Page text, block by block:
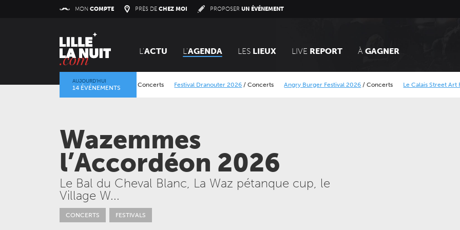
MON COMPTE PRÈS DE CHEZ MOI PROPOSERUN ÉVÉNEMENT
L'ACTU L'AGENDA LES LIEUX LIVE REPORT À GAGNER
AUJOURD’HUI
14 ÉVÉNEMENTS
Lokerse Feesten 2026/Concerts Festival Dranouter 2026/Concerts Angry Burger Festival 2026/Concerts Le Calais Street Art Festival
Wazemmes
l’Accordéon 2026
Le Bal du Cheval Blanc, La Waz pétanque cup, le
Village W...
CONCERTS FESTIVALS
LE NOUVEAU SIÈCLE
Gala des trois chefs